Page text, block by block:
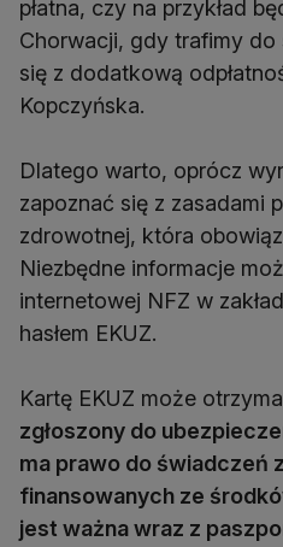
płatna, czy na przykład
Chorwacji, gdy trafimy do
się z dodatkową
Kopczyńska.
Dlatego warto, oprócz
zapoznać się z zasadami
zdrowotnej, która
Niezbędne informacje
internetowej NFZ w
hasłem EKUZ.
Kartę EKUZ może
zgłoszony do
ma prawo do świadczeń
finansowanych ze
jest ważna wraz z